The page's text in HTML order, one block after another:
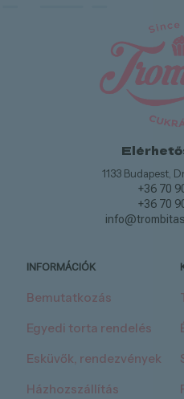
1133 Budapest,
+36 70
+36 70
INFORMÁCIÓK
Bemutatkozás
Egyedi torta rendelés
Esküvők, rendezvények
Házhozszállítás